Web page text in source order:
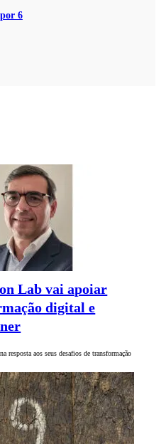
6
Lab vai apoiar
digital e
resposta aos seus desafios de transformação